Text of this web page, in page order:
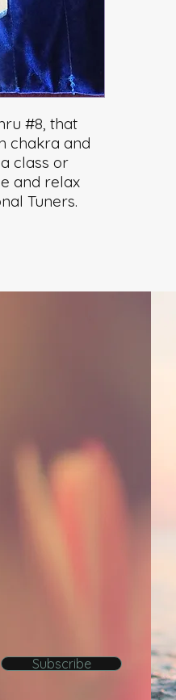
#8, that
chakra and
class or
and relax
Tuners.
Subscribe